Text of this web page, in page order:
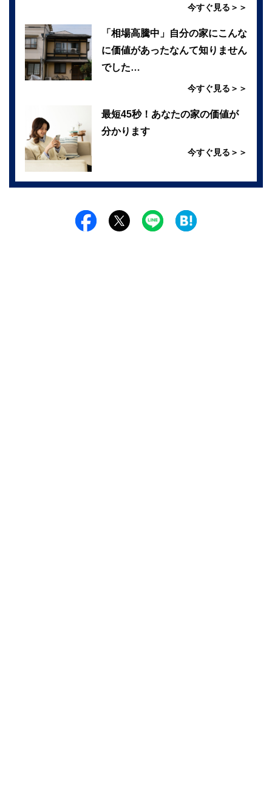
今すぐ見る＞＞
「相場高騰中」自分の家にこんな
に価値があったなんて知りません
でした…
今すぐ見る＞＞
最短45秒！あなたの家の価値が
分かります
今すぐ見る＞＞